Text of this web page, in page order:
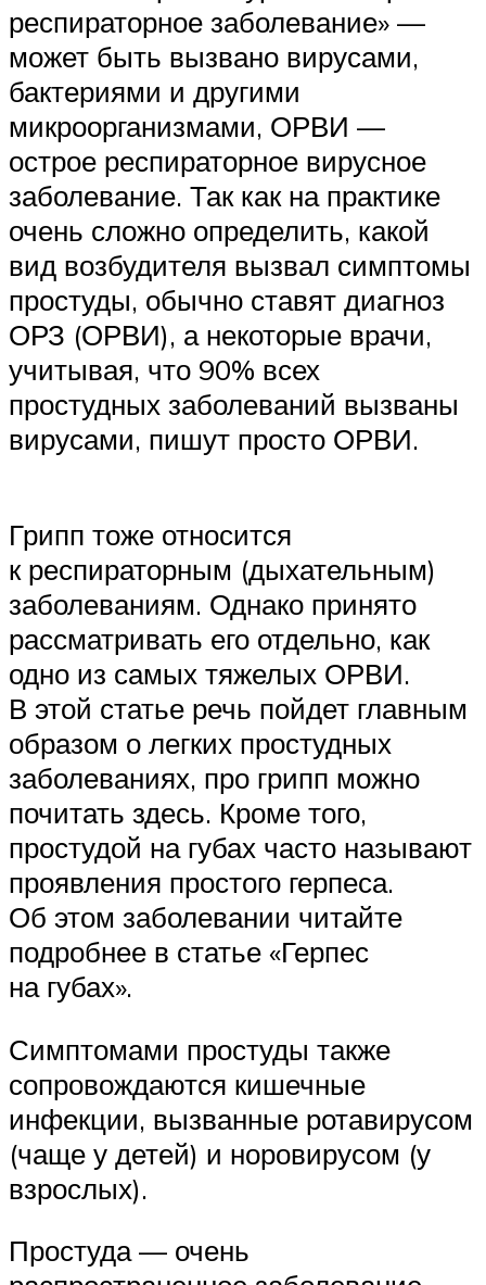
респираторное заболевание» —
может быть вызвано вирусами,
бактериями и другими
микроорганизмами, ОРВИ —
острое респираторное вирусное
заболевание. Так как на практике
очень сложно определить, какой
вид возбудителя вызвал симптомы
простуды, обычно ставят диагноз
ОРЗ (ОРВИ), а некоторые врачи,
учитывая, что 90% всех
простудных заболеваний вызваны
вирусами, пишут просто ОРВИ.
Грипп тоже относится
к респираторным (дыхательным)
заболеваниям. Однако принято
рассматривать его отдельно, как
одно из самых тяжелых ОРВИ.
В этой статье речь пойдет главным
образом о легких простудных
заболеваниях, про грипп можно
почитать здесь. Кроме того,
простудой на губах часто называют
проявления простого герпеса.
Об этом заболевании читайте
подробнее в статье «Герпес
на губах».
Симптомами простуды также
сопровождаются кишечные
инфекции, вызванные ротавирусом
(чаще у детей) и норовирусом (у
взрослых).
Простуда — очень